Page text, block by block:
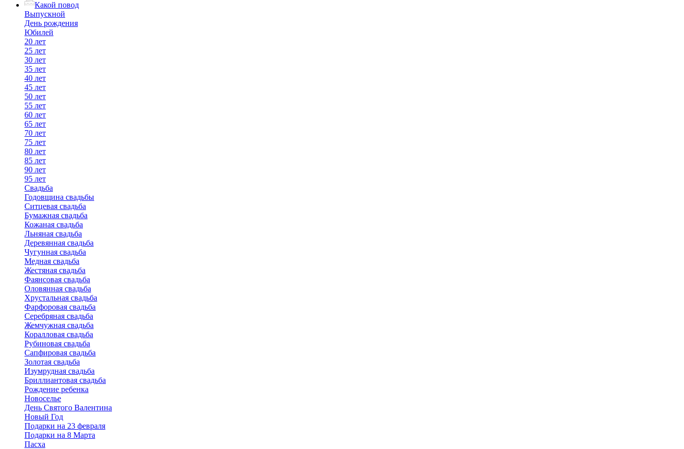
Какой повод
Выпускной
День рождения
Юбилей
20 лет
25 лет
30 лет
35 лет
40 лет
45 лет
50 лет
55 лет
60 лет
65 лет
70 лет
75 лет
80 лет
85 лет
90 лет
95 лет
Свадьба
Годовщина свадьбы
Ситцевая свадьба
Бумажная свадьба
Кожаная свадьба
Льняная свадьба
Деревянная свадьба
Чугунная свадьба
Медная свадьба
Жестяная свадьба
Фаянсовая свадьба
Оловянная свадьба
Хрустальная свадьба
Фарфоровая свадьба
Серебряная свадьба
Жемчужная свадьба
Коралловая свадьба
Рубиновая свадьба
Сапфировая свадьба
Золотая свадьба
Изумрудная свадьба
Бриллиантовая свадьба
Рождение ребенка
Новоселье
День Святого Валентина
Новый Год
Подарки на 23 февраля
Подарки на 8 Марта
Пасха